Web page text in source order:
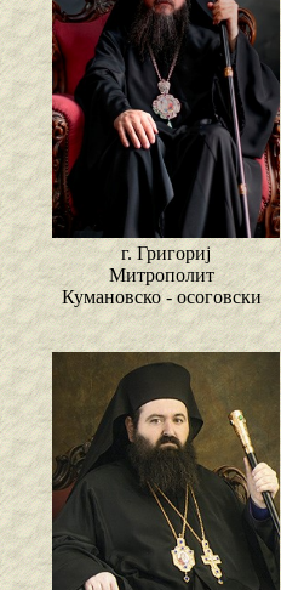
г. Григориј
Митрополит
Кумановско - осоговски